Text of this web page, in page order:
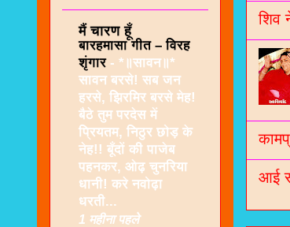
शिव
आई
मैं चारण हूँ
बारहमासा गीत – विरह
शृंगार - *॥सावन॥*
सावन बरसे! सब जन
हरसे, झिरमिर बरसे मेह!
बैठे तुम परदेस में
प्रियतम, निठुर छोड़ के
नेह!! बूँदों की पाजेब
पहनकर, ओढ़ चुनरिया
धानी! करे नवोढ़ा
धरती...
1 महीना पहले